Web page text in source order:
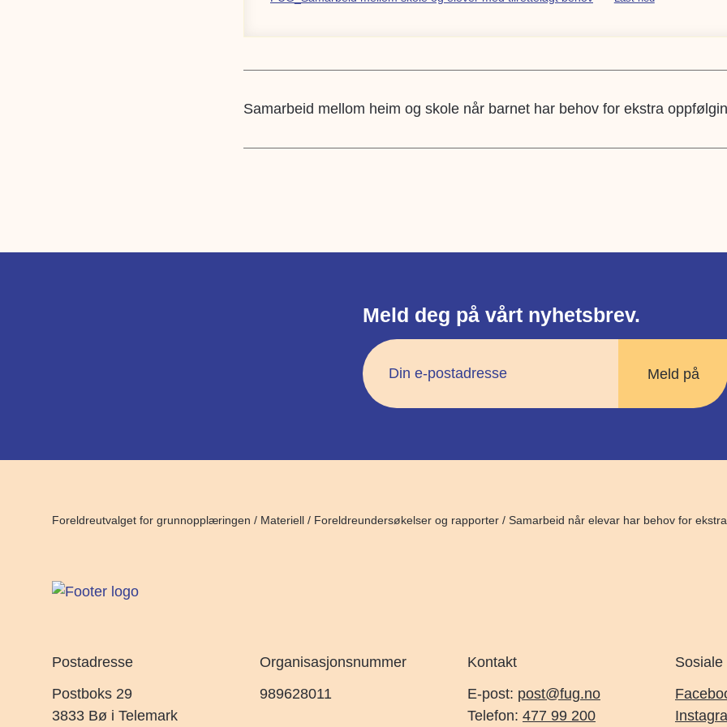
Samarbeid mellom heim og skole når barnet har behov for ekstra
Meld deg på vårt nyhetsbrev.
Foreldreutvalget for grunnopplæringen / Materiell / Foreldreundersøkelser og rapporter / Samarbeid når elevar har behov for
Postadresse
Postboks 29
3833 Bø i Telemark
Organisasjonsnummer
989628011
Kontakt
E-post: post@fug.no
Telefon: 477 99 200
Sosiale